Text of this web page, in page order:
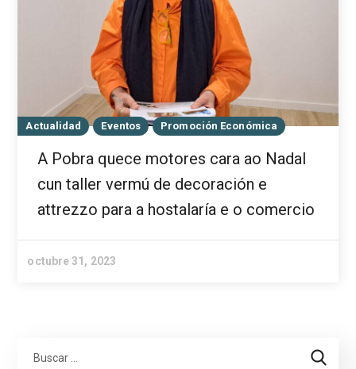
Actualidad Eventos Promoción Económica
A Pobra quece motores cara ao Nadal
cun taller vermú de decoración e
attrezzo para a hostalaría e o comercio
octubre 31, 2023